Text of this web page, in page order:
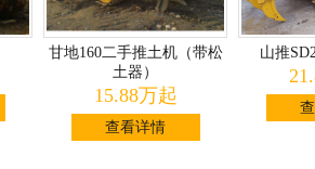
甘地160二手推土机（带松
土器）
15.88万起
查看详情
山推
查